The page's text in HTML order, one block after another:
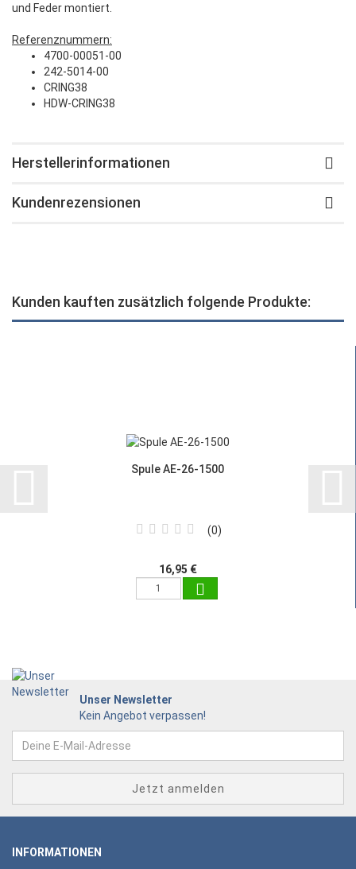
und Feder montiert.
Referenznummern:
4700-00051-00
242-5014-00
CRING38
HDW-CRING38
Herstellerinformationen
Kundenrezensionen
Kunden kauften zusätzlich folgende Produkte:
Spule AE-26-1500
0
16,95 €
Unser Newsletter
Kein Angebot verpassen!
INFORMATIONEN